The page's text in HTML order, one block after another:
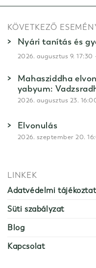
KÖVETKEZŐ
Nyári tanítás és
2026. augusztus 9. 17:30
Mahasziddha
yabyum:
2026. augusztus 23.
Elvonulás
2026. szeptember 20.
LINKEK
Adatvédelmi
Süti szabályzat
Blog
Kapcsolat